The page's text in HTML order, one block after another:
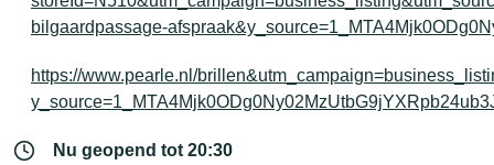
bilgaardpassage-
https://www.pearle.nl/
Nu geopend tot 20:30